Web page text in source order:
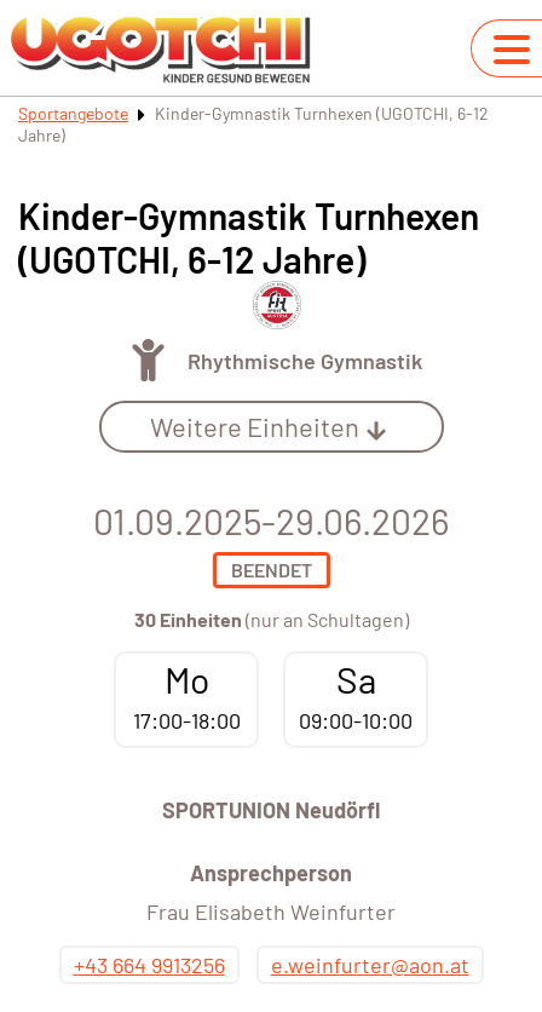
Sportangebote
Kinder-Gymnastik Turnhexen (UGOTCHI, 6-12
Jahre)
Kinder-Gymnastik Turnhexen
(UGOTCHI, 6-12 Jahre)
Rhythmische Gymnastik
Weitere Einheiten
01.09.2025-29.06.2026
BEENDET
30 Einheiten (nur an Schultagen)
Mo
17:00-18:00
Sa
09:00-10:00
SPORTUNION Neudörfl
Ansprechperson
Frau Elisabeth Weinfurter
+43 664 9913256
e.weinfurter@aon.at